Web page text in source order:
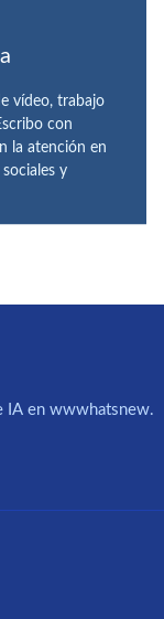
vídeo, trabajo
con
la atención en
y
IA en wwwhatsnew.